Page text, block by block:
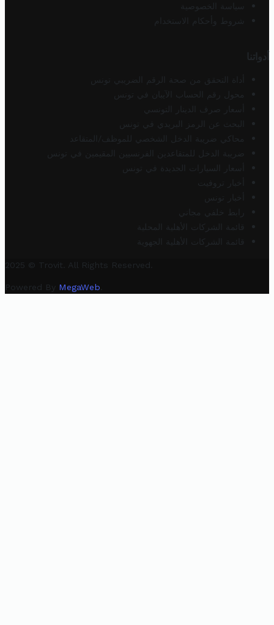
سياسة الخصوصية
شروط وأحكام الاستخدام
أدواتنا
أداة التحقق من صحة الرقم الضريبي تونس
محول رقم الحساب الآيبان في تونس
أسعار صرف الدينار التونسي
البحث عن الرمز البريدي في تونس
محاكي ضريبة الدخل الشخصي للموظف/المتقاعد
ضريبة الدخل للمتقاعدين الفرنسيين المقيمين في تونس
أسعار السيارات الجديدة في تونس
أخبار تروفيت
أخبار تونس
رابط خلفي مجاني
قائمة الشركات الأهلية المحلية
قائمة الشركات الأهلية الجهوية
2025 © Trovit. All Rights Reserved.
Powered By MegaWeb